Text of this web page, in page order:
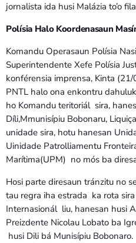
jornalista ida husi Malázia to’o
Polísia Halo Koordenasaun
Komandu Operasaun Polísia
Superintendente Xefe Polísia
konférensia imprensa, Kinta
PNTL halo ona enkontru
ho Komandu teritoriál sira,
Díli,Mmunisípiu Bobonaru,
unidade sira, hotu hanesan
Uinidade Patrolliamentu
Marítima(UPM) no mós ba
Hosi parte diresaun tránzitu no
tau regra iha estrada ka rota sira
Internasionál liu, hanesan husi
Preizdente Nicolau Lobato ba
husi Dili bá Munisípiu Bobonaro.